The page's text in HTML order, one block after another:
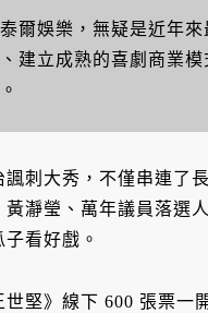
爾娛樂，無疑是近年
建立成熟的喜劇商業
諷刺大秀，不僅串連了
瀞瑩、萬年議員落選
看好戲。
堅》線下 600 張票一